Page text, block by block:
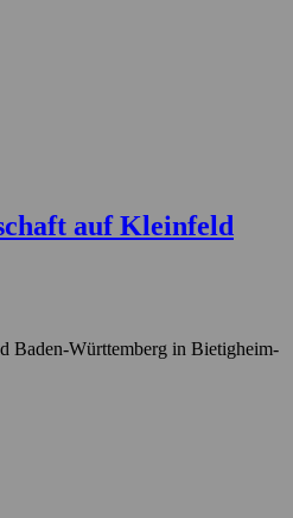
auf Kleinfeld
Baden-Württemberg in Bietigheim-